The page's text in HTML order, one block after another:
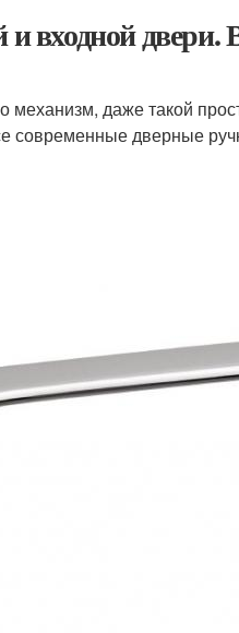
входной
механизм, даже такой
современные дверные